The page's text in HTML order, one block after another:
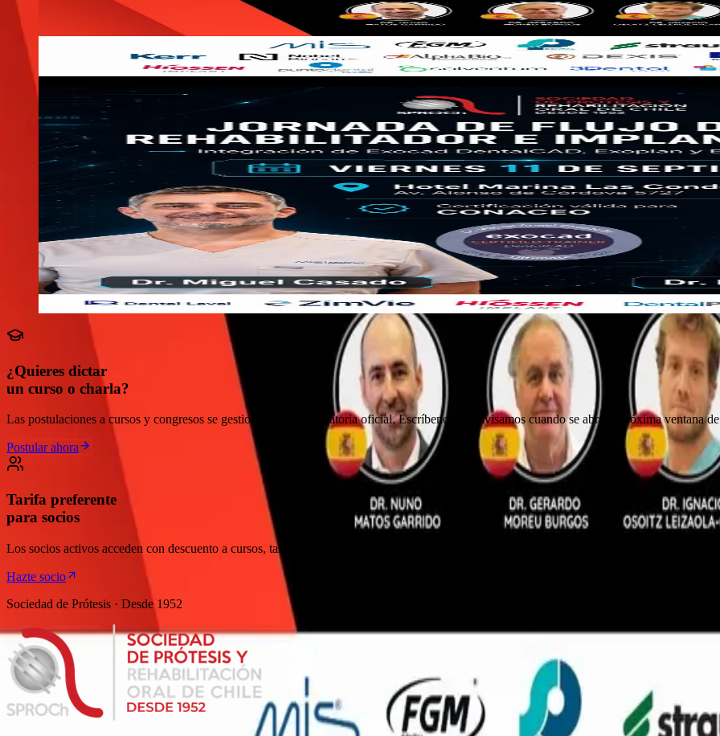
XIX Reunión Internacional de la SIOLA. Tres días con expositores internacionales de Brasil y España en el Hotel Marina Las
Hotel Marina Las Condes, Santiago
Ver detalle
sep· 20
26
CURSO
Jornada de Flujo Digital Rehabilitador e Implantológico
La Jornada de Flujo Digital Rehabilitador e Implantológico es un curso de 8 horas que integra Exocad DentalCAD, Exoplan y
reales y demostraciones, los asistentes actualizarán sus conocimientos en rehabilitación e implantología digital.
11 de septiembre de 2026
Hotel Marina Las Condes
Ver detalle
¿Quieres dictar
un curso o charla?
Las postulaciones a cursos y congresos se gestionan por convocatoria oficial. Escríbenos y te avisamos cuando se abra la próxima ventana de
Postular ahora
Tarifa preferente
para socios
Los socios activos acceden con descuento a cursos, talleres y congresos, y tienen prioridad de inscripción en actividades con cupo limitado.
Hazte socio
Sociedad de Prótesis · Desde 1952